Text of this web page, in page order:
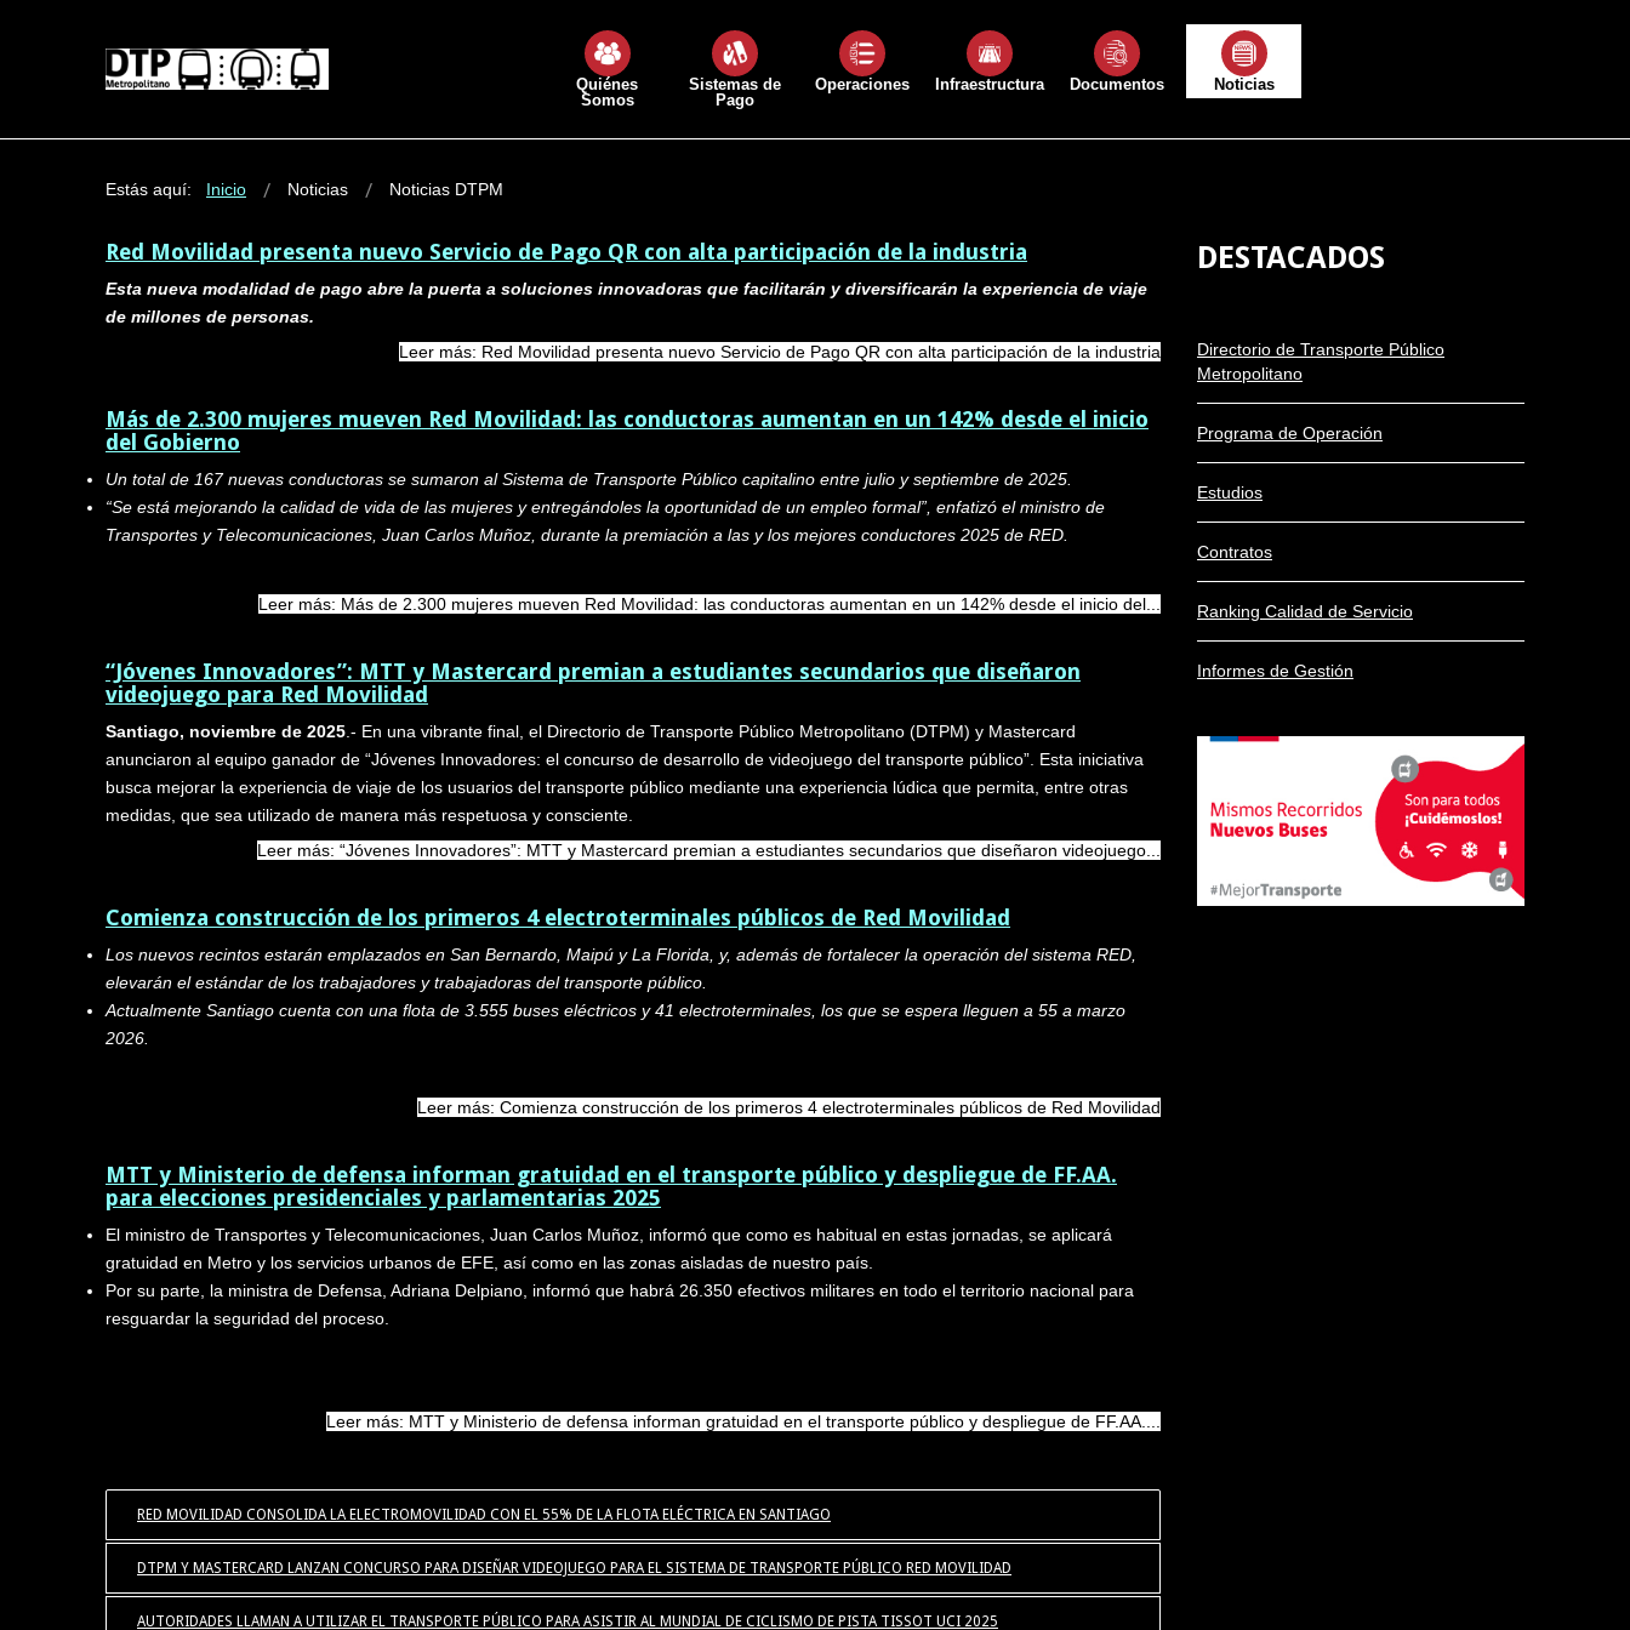
Quiénes
Somos
Sistemas de
Pago
Operaciones Infraestructura Documentos Noticias
Estás aquí: Inicio Noticias Noticias DTPM
Red Movilidad presenta nuevo Servicio de Pago QR con alta participación de la industria
Esta nueva modalidad de pago abre la puerta a soluciones innovadoras que facilitarán y diversificarán la experiencia de viaje
de millones de personas.
Leer más: Red Movilidad presenta nuevo Servicio de Pago QR con alta participación de la industria
Más de 2.300 mujeres mueven Red Movilidad: las conductoras aumentan en un 142% desde el inicio
del Gobierno
Un total de 167 nuevas conductoras se sumaron al Sistema de Transporte Público capitalino entre julio y septiembre de 2025.
“Se está mejorando la calidad de vida de las mujeres y entregándoles la oportunidad de un empleo formal”, enfatizó el ministro de
Transportes y Telecomunicaciones, Juan Carlos Muñoz, durante la premiación a las y los mejores conductores 2025 de RED.
Leer más: Más de 2.300 mujeres mueven Red Movilidad: las conductoras aumentan en un 142% desde el inicio del...
“Jóvenes Innovadores”: MTT y Mastercard premian a estudiantes secundarios que diseñaron
videojuego para Red Movilidad
Santiago, noviembre de 2025 .- En una vibrante final, el Directorio de Transporte Público Metropolitano (DTPM) y Mastercard
anunciaron al equipo ganador de “Jóvenes Innovadores: el concurso de desarrollo de videojuego del transporte público”. Esta iniciativa
busca mejorar la experiencia de viaje de los usuarios del transporte público mediante una experiencia lúdica que permita, entre otras
medidas, que sea utilizado de manera más respetuosa y consciente.
Leer más: “Jóvenes Innovadores”: MTT y Mastercard premian a estudiantes secundarios que diseñaron videojuego...
Comienza construcción de los primeros 4 electroterminales públicos de Red Movilidad
Los nuevos recintos estarán emplazados en San Bernardo, Maipú y La Florida, y, además de fortalecer la operación del sistema RED,
elevarán el estándar de los trabajadores y trabajadoras del transporte público.
Actualmente Santiago cuenta con una flota de 3.555 buses eléctricos y 41 electroterminales, los que se espera lleguen a 55 a marzo
2026.
Leer más: Comienza construcción de los primeros 4 electroterminales públicos de Red Movilidad
MTT y Ministerio de defensa informan gratuidad en el transporte público y despliegue de FF.AA.
para elecciones presidenciales y parlamentarias 2025
El ministro de Transportes y Telecomunicaciones, Juan Carlos Muñoz, informó que como es habitual en estas jornadas, se aplicará
gratuidad en Metro y los servicios urbanos de EFE, así como en las zonas aisladas de nuestro país.
Por su parte, la ministra de Defensa, Adriana Delpiano, informó que habrá 26.350 efectivos militares en todo el territorio nacional para
resguardar la seguridad del proceso.
Leer más: MTT y Ministerio de defensa informan gratuidad en el transporte público y despliegue de FF.AA....
RED MOVILIDAD CONSOLIDA LA ELECTROMOVILIDAD CON EL 55% DE LA FLOTA ELÉCTRICA EN SANTIAGO
DTPM Y MASTERCARD LANZAN CONCURSO PARA DISEÑAR VIDEOJUEGO PARA EL SISTEMA DE TRANSPORTE PÚBLICO RED MOVILIDAD
AUTORIDADES LLAMAN A UTILIZAR EL TRANSPORTE PÚBLICO PARA ASISTIR AL MUNDIAL DE CICLISMO DE PISTA TISSOT UCI 2025
DESTACADOS
Directorio de Transporte Público
Metropolitano
Programa de Operación
Estudios
Contratos
Ranking Calidad de Servicio
Informes de Gestión